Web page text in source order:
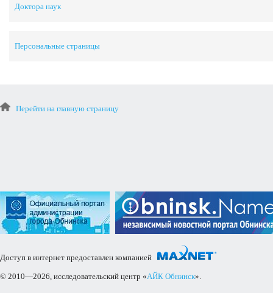
Доктора наук
Персональные страницы
Перейти на главную страницу
Доступ в интернет предоставлен компанией
© 2010—2026, исследовательский центр «АЙК Обнинск».